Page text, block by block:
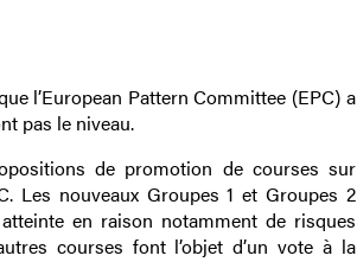
l’European Pattern Committee (EPC) a
pas le niveau.
de promotion de courses sur
Les nouveaux Groupes 1 et Groupes 2
en raison notamment de risques
courses font l’objet d’un vote à la